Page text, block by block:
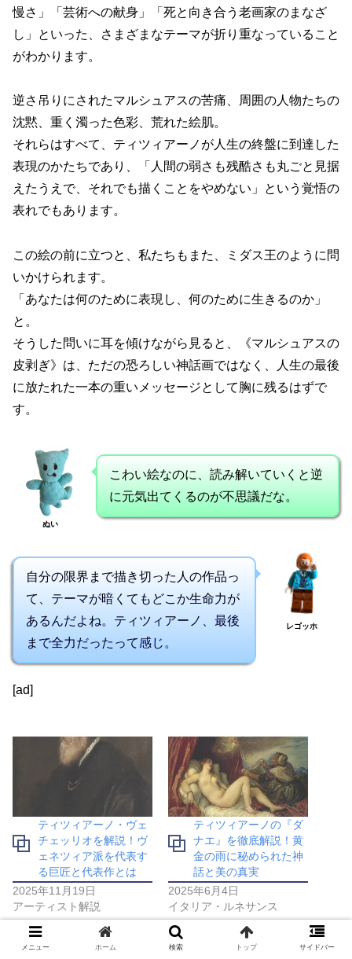
慢さ」「芸術への献身」「死と向き合う老画家のまなざ
し」といった、さまざまなテーマが折り重なっていること
がわかります。
逆さ吊りにされたマルシュアスの苦痛、周囲の人物たちの
沈黙、重く濁った色彩、荒れた絵肌。
それらはすべて、ティツィアーノが人生の終盤に到達した
表現のかたちであり、「人間の弱さも残酷さも丸ごと見据
えたうえで、それでも描くことをやめない」という覚悟の
表れでもあります。
この絵の前に立つと、私たちもまた、ミダス王のように問
いかけられます。
「あなたは何のために表現し、何のために生きるのか」
と。
そうした問いに耳を傾けながら見ると、《マルシュアスの
皮剥ぎ》は、ただの恐ろしい神話画ではなく、人生の最後
に放たれた一本の重いメッセージとして胸に残るはずで
す。
ぬい
こわい絵なのに、読み解いていくと逆
に元気出てくるのが不思議だな。
自分の限界まで描き切った人の作品っ
て、テーマが暗くてもどこか生命力が
あるんだよね。ティツィアーノ、最後
まで全力だったって感じ。
レゴッホ
[ad]
ティツィアーノ・ヴェ
チェッリオを解説！ヴ
ェネツィア派を代表す
る巨匠と代表作とは
2025年11月19日
アーティスト解説
ティツィアーノの『ダ
ナエ』を徹底解説！黄
金の雨に秘められた神
話と美の真実
2025年6月4日
イタリア・ルネサンス
メニュー ホーム 検索 トップ サイドバー